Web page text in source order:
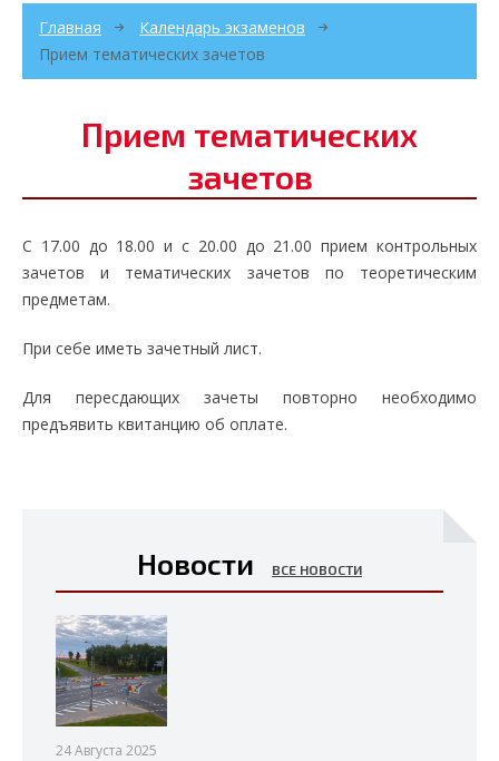
Главная
Календарь экзаменов
Прием тематических зачетов
Прием тематических
зачетов
С 17.00 до 18.00 и с 20.00 до 21.00 прием контрольных
зачетов и тематических зачетов по теоретическим
предметам.
При себе иметь зачетный лист.
Для пересдающих зачеты повторно необходимо
предъявить квитанцию об оплате.
Новости ВСЕ НОВОСТИ
24 Августа 2025